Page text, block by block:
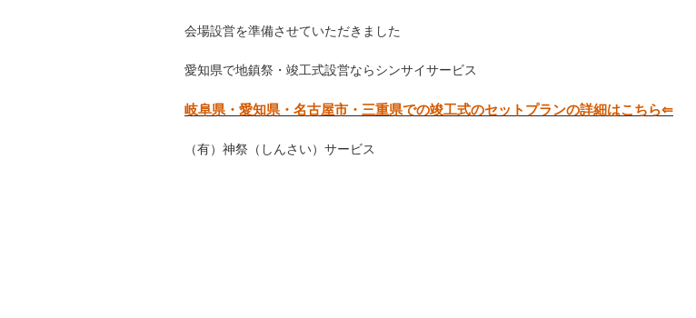
会場設営を準備させていただきました
愛知県で地鎮祭・竣工式設営ならシンサイサービス
岐阜県・愛知県・名古屋市・三重県での竣工式のセットプランの詳細はこちら⇐
（有）神祭（しんさい）サービス